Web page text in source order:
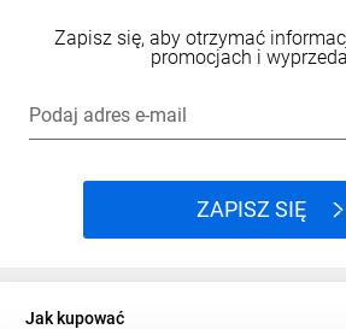
Zapisz się, aby otrzymać
promocjach i
Podaj adres e-mail
ZAPISZ SIĘ
Jak kupować